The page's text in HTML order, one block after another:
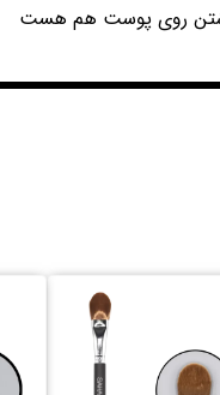
روی پوست هم هست